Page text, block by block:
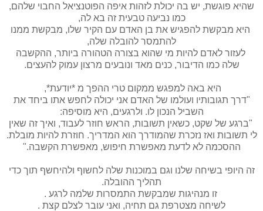
שהיא פוגשת, יש בה יכולת לזהות איפה הפוטנציאל החבוי שלהם,
כמו נביעה טבעית זה בא לה,
היא מבקשת להפגיש את בן האדם עם הקיר שלו, מבקשת ממנו
להתמסר להובלה שלה,
לעזור לאדם להיות מי שהוא בצורה הטהורה ביותר, ההקשבה
שלה כמו הדיבור, כנים מאד ונובעים מרצון עמוק להעצים.
היא באה למפגש ממקום טרי ההפך מ *יודעת*,
"דרך תגובותיו ועולמו של האדם אני יכולה לחפש אתו ביחד את
השביל הנכון לו. ולרגעים, היא מוסיפה:
"ברגע של שקט, כשאין תשובות, הראש חוזר לעבוד, ואיך זה שאין
לי תשובות ואז נזכרת שהמודרך הוא המדריך. חוזרת להיות מובלת.
ההסכמה לא לדעת מאפשרת חיפוש, מאפשרת הקשבה."
זה היופי בשיחה שלנו וגם במוכנות שלה לחשוף ולהיחשף תוך כדי
תהליך ההובלה.
זו מנהיגות שמבקשת התמסרות שלמה לרגע .
לשיחה מצטרפת גם תחיה, ואני עובר לצלם קצת .